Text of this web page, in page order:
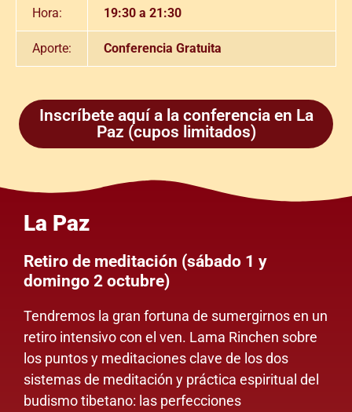
Hora: 19:30 a 21:30
Aporte: Conferencia Gratuita
Inscríbete aquí a la conferencia en La
Paz (cupos limitados)
La Paz
Retiro de meditación (sábado 1 y
domingo 2 octubre)
Tendremos la gran fortuna de sumergirnos en un
retiro intensivo con el ven. Lama Rinchen sobre
los puntos y meditaciones clave de los dos
sistemas de meditación y práctica espiritual del
budismo tibetano: las perfecciones